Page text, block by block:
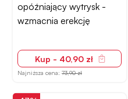
opóźniający wytrysk -
wzmacnia erekcję
Kup - 40,90 zł
Najniższa cena: 73,90 zł